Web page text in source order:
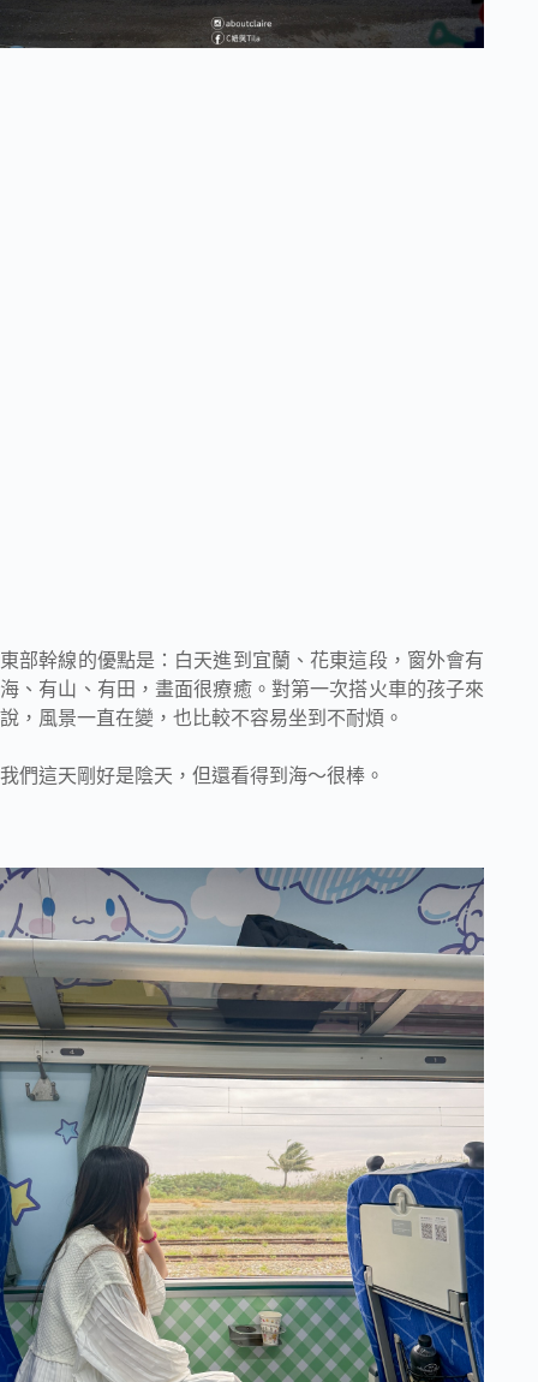
東部幹線的優點是：白天進到宜蘭、花東這段，窗外會有
海、有山、有田，畫面很療癒。對第一次搭火車的孩子來
說，風景一直在變，也比較不容易坐到不耐煩。
我們這天剛好是陰天，但還看得到海～很棒。